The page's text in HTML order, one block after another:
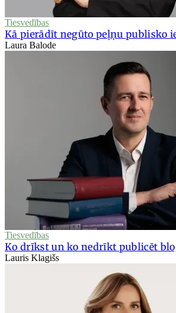
Tiesvedības
Kā pierādīt negūto peļņu publisko
Laura Balode
Tiesvedības
Ko drīkst un ko nedrīkt publicēt
Lauris Klagišs